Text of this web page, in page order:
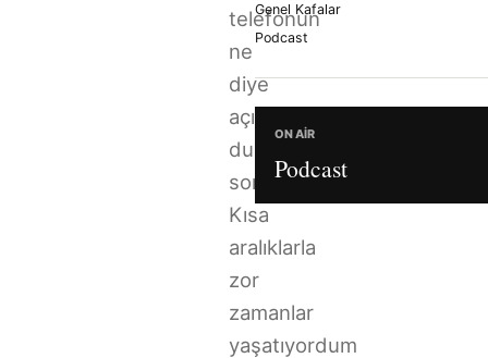
telefonun
ne
diye
açık
durduğunu
sorguladım.
Kısa
aralıklarla
zor
zamanlar
yaşatıyordum
Genel Kafalar
Podcast
ON AIR
Podcast